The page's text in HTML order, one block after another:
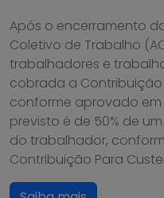
Após o encerramento
Coletivo de Trabalho
trabalhadores e
cobrada a Contribuição
conforme aprovado
previsto é de 50% de
do trabalhador,
Contribuição Para